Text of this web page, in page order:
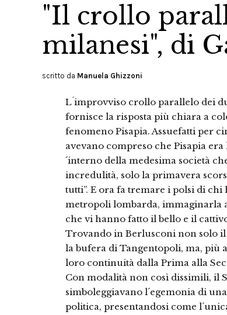
"Il crollo
milanesi", di
scritto da Manuela Ghizzoni
L´improvviso crollo parallelo dei
fornisce la risposta più chiara a
fenomeno Pisapia. Assuefatti per
avevano compreso che Pisapia
´interno della medesima società
incredulità, solo la primavera
tutti”. E ora fa tremare i polsi di
metropoli lombarda, immaginarla
che vi hanno fatto il bello e il
Trovando in Berlusconi non solo
la bufera di Tangentopoli, ma, più
loro continuità dalla Prima alla
Con modalità non così dissimili, il
simboleggiavano l´egemonia di
politica, presentandosi come